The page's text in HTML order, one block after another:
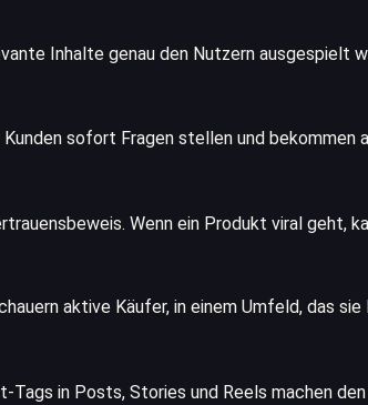
Inhalte genau den Nutzern ausgespielt
sofort Fragen stellen und
Wenn ein Produkt viral geht,
aktive Käufer, in einem Umfeld, das sie
Tags in Posts, Stories und Reels machen